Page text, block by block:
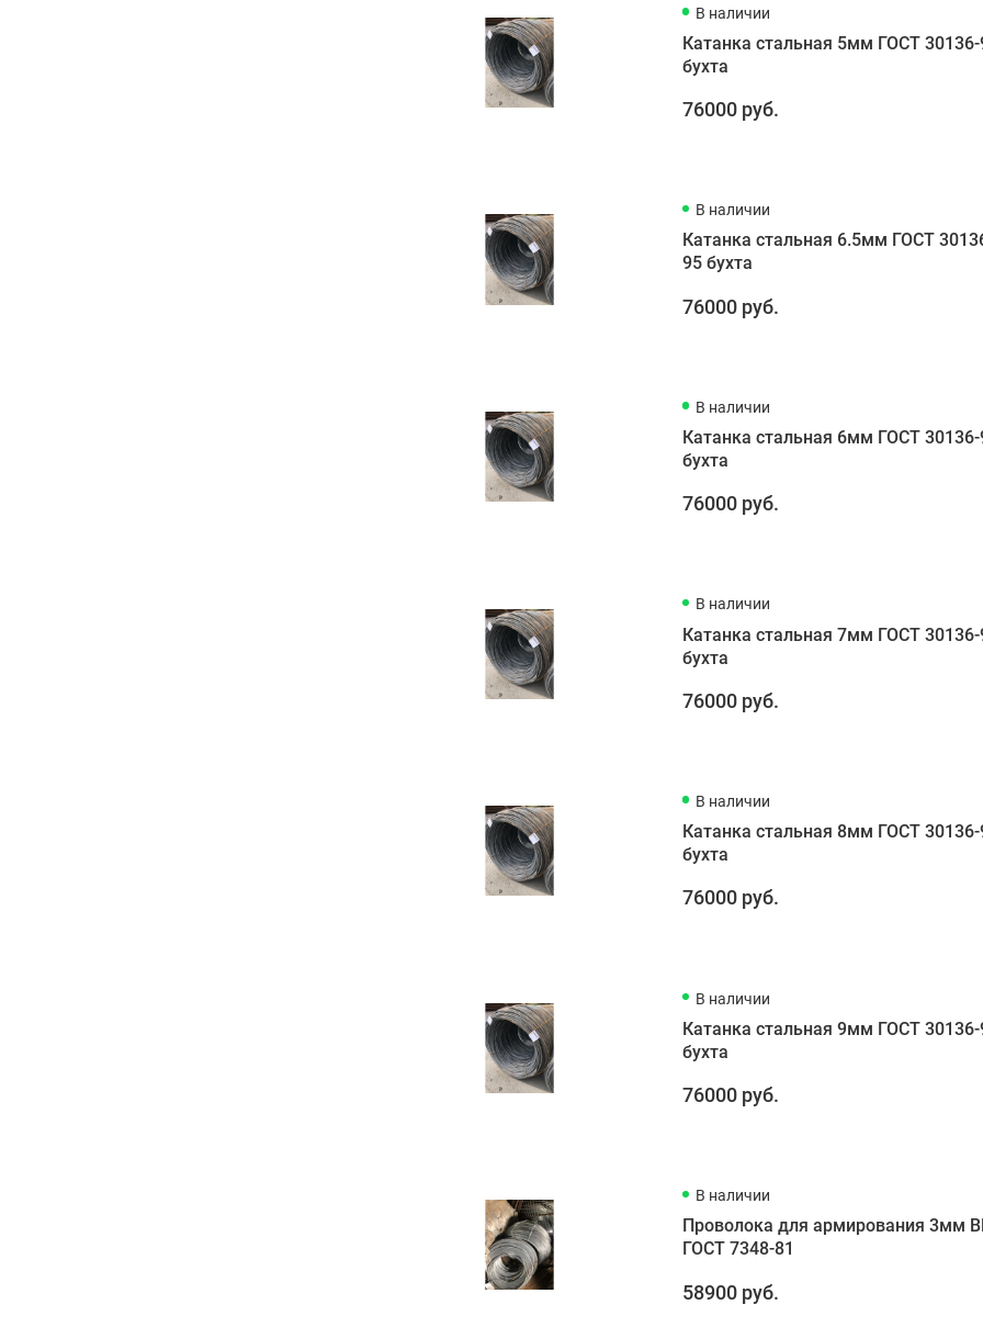
В наличии
Катанка стальная 5мм ГОСТ
бухта
76000 руб.
В наличии
Катанка стальная 6.5мм ГОСТ
95 бухта
76000 руб.
В наличии
Катанка стальная 6мм ГОСТ
бухта
76000 руб.
В наличии
Катанка стальная 7мм ГОСТ
бухта
76000 руб.
В наличии
Катанка стальная 8мм ГОСТ
бухта
76000 руб.
В наличии
Катанка стальная 9мм ГОСТ
бухта
76000 руб.
В наличии
Проволока для армирования 3мм
ГОСТ 7348-81
58900 руб.